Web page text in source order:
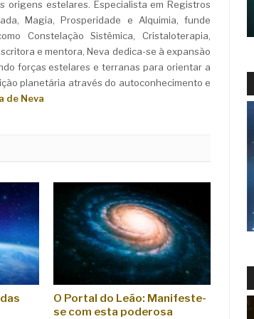
origens estelares. Especialista em Registros
Magia, Prosperidade e Alquimia, funde
Constelação Sistêmica, Cristaloterapia,
e mentora, Neva dedica-se à expansão
forças estelares e terranas para orientar a
planetária através do autoconhecimento e
de Neva
O Portal do Leão: Manifeste-
se com esta poderosa